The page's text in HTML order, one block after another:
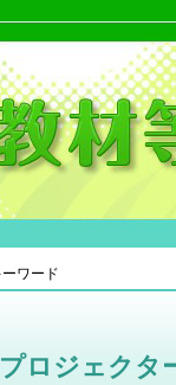
ワード
ロジェクタ